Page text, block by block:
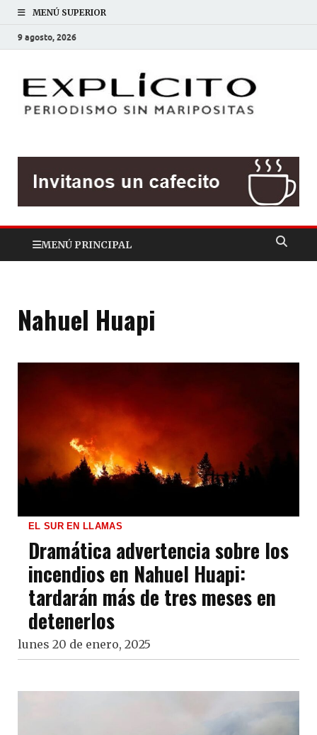
MENÚ SUPERIOR
9 agosto, 2026
MENÚ PRINCIPAL
Nahuel Huapi
EL SUR EN LLAMAS
Dramática advertencia sobre los
incendios en Nahuel Huapi:
tardarán más de tres meses en
detenerlos
lunes 20 de enero, 2025